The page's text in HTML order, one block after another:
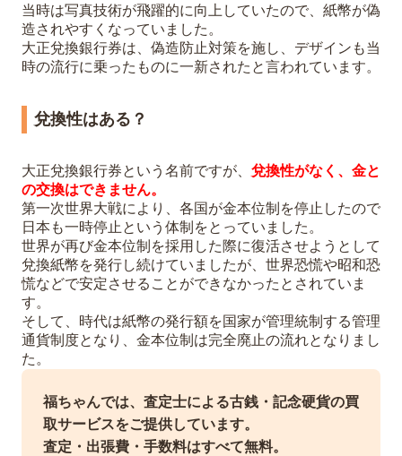
当時は写真技術が飛躍的に向上していたので、紙幣が偽
造されやすくなっていました。
大正兌換銀行券は、偽造防止対策を施し、デザインも当
時の流行に乗ったものに一新されたと言われています。
兌換性はある？
大正兌換銀行券という名前ですが、 兌換性がなく、金と
の交換はできません。
第一次世界大戦により、各国が金本位制を停止したので
日本も一時停止という体制をとっていました。
世界が再び金本位制を採用した際に復活させようとして
兌換紙幣を発行し続けていましたが、世界恐慌や昭和恐
慌などで安定させることができなかったとされていま
す。
そして、時代は紙幣の発行額を国家が管理統制する管理
通貨制度となり、金本位制は完全廃止の流れとなりまし
た。
福ちゃんでは、査定士による古銭・記念硬貨の買
取サービスをご提供しています。
査定・出張費・手数料はすべて無料。